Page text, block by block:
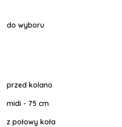
do wyboru
przed kolano
midi - 75 cm
z połowy koła